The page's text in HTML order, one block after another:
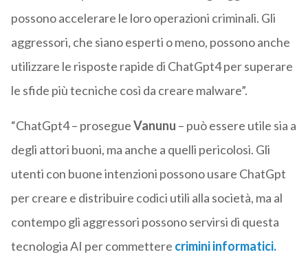
possono accelerare le loro operazioni criminali. Gli
aggressori, che siano esperti o meno, possono anche
utilizzare le risposte rapide di ChatGpt4 per superare
le sfide più tecniche così da creare malware”.
“ChatGpt4 – prosegueVanunu – può essere utile sia a
degli attori buoni, ma anche a quelli pericolosi. Gli
utenti con buone intenzioni possono usare ChatGpt
per creare e distribuire codici utili alla società, ma al
contempo gli aggressori possono servirsi di questa
tecnologia AI per commettere crimini informatici.